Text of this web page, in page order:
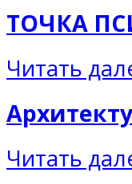
ТОЧКА
Читать
Читать